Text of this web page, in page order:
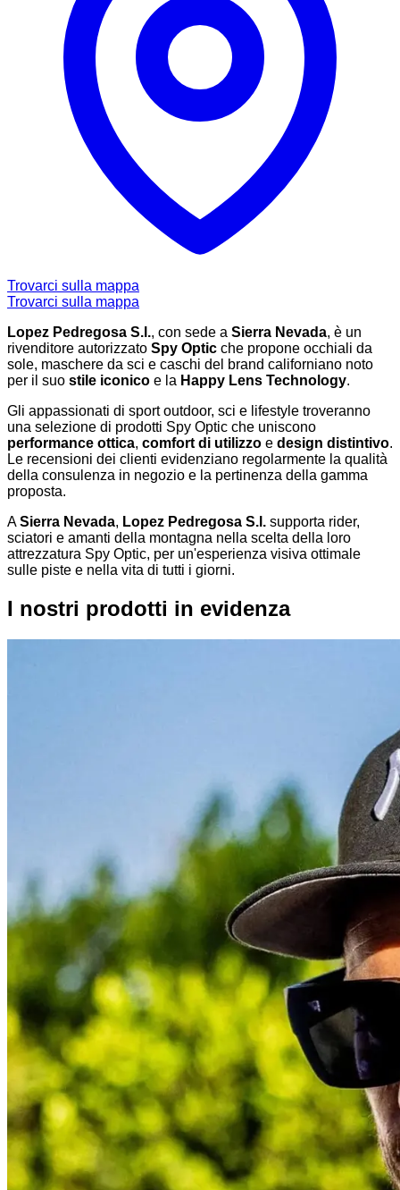
Trovarci sulla mappa
Trovarci sulla mappa
Lopez Pedregosa S.l., con sede a Sierra Nevada, è un
rivenditore autorizzato Spy Optic che propone occhiali da
sole, maschere da sci e caschi del brand californiano noto
per il suo stile iconico e la Happy Lens Technology.
Gli appassionati di sport outdoor, sci e lifestyle troveranno
una selezione di prodotti Spy Optic che uniscono
performance ottica, comfort di utilizzo e design distintivo.
Le recensioni dei clienti evidenziano regolarmente la qualità
della consulenza in negozio e la pertinenza della gamma
proposta.
ASierra Nevada, Lopez Pedregosa S.l. supporta rider,
sciatori e amanti della montagna nella scelta della loro
attrezzatura Spy Optic, per un'esperienza visiva ottimale
sulle piste e nella vita di tutti i giorni.
I nostri prodotti in evidenza